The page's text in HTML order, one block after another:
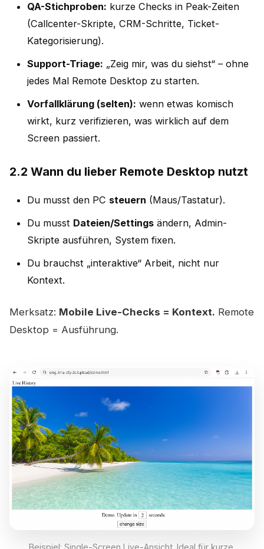
QA-Stichproben: kurze Checks in Peak-Zeiten
(Callcenter-Skripte, CRM-Schritte, Ticket-
Kategorisierung).
Support-Triage: „Zeig mir, was du siehst“ – ohne
jedes Mal Remote Desktop zu starten.
Vorfallklärung (selten): wenn etwas komisch
wirkt, kurz verifizieren, was wirklich auf dem
Screen passiert.
2.2 Wann du lieber Remote Desktop nutzt
Du musst den PC steuern (Maus/Tastatur).
Du musst Dateien/Settings ändern, Admin-
Skripte ausführen, System fixen.
Du brauchst „interaktive“ Arbeit, nicht nur
Kontext.
Merksatz: Mobile Live-Checks = Kontext. Remote
Desktop = Ausführung.
Beispiel: Single-Screen Live-Ansicht. Ideal für kurze,